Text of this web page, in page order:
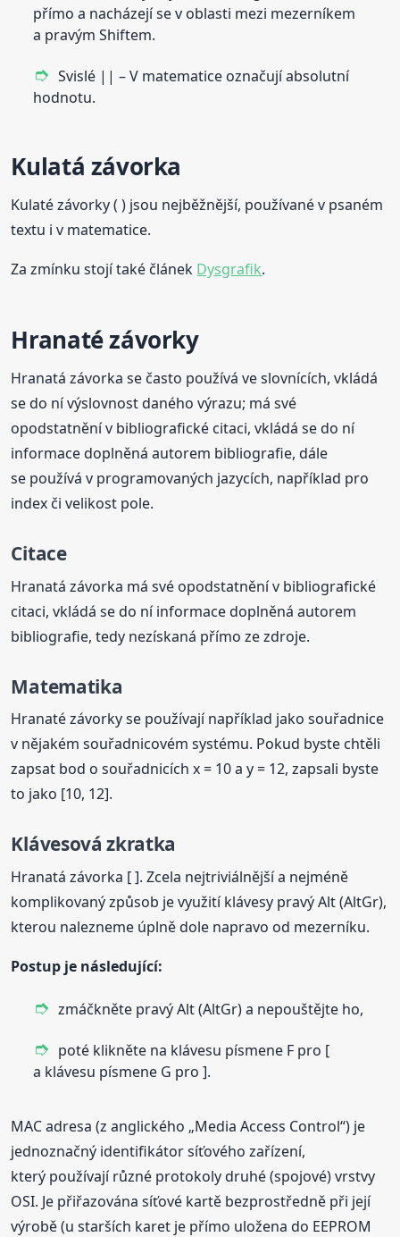
přímo a nacházejí se v oblasti mezi mezerníkem
a pravým Shiftem.
Svislé || – V matematice označují absolutní
hodnotu.
Kulatá závorka
Kulaté závorky ( ) jsou nejběžnější, používané v psaném
textu i v matematice.
Za zmínku stojí také článek Dysgrafik.
Hranaté závorky
Hranatá závorka se často používá ve slovnících, vkládá
se do ní výslovnost daného výrazu; má své
opodstatnění v bibliografické citaci, vkládá se do ní
informace doplněná autorem bibliografie, dále
se používá v programovaných jazycích, například pro
index či velikost pole.
Citace
Hranatá závorka má své opodstatnění v bibliografické
citaci, vkládá se do ní informace doplněná autorem
bibliografie, tedy nezískaná přímo ze zdroje.
Matematika
Hranaté závorky se používají například jako souřadnice
v nějakém souřadnicovém systému. Pokud byste chtěli
zapsat bod o souřadnicích x = 10 a y = 12, zapsali byste
to jako [10, 12].
Klávesová zkratka
Hranatá závorka [ ]. Zcela nejtriviálnější a nejméně
komplikovaný způsob je využití klávesy pravý Alt (AltGr),
kterou nalezneme úplně dole napravo od mezerníku.
Postup je následující:
zmáčkněte pravý Alt (AltGr) a nepouštějte ho,
poté klikněte na klávesu písmene F pro [
a klávesu písmene G pro ].
MAC adresa (z anglického „Media Access Control“) je
jednoznačný identifikátor síťového zařízení,
který používají různé protokoly druhé (spojové) vrstvy
OSI. Je přiřazována síťové kartě bezprostředně při její
výrobě (u starších karet je přímo uložena do EEPROM